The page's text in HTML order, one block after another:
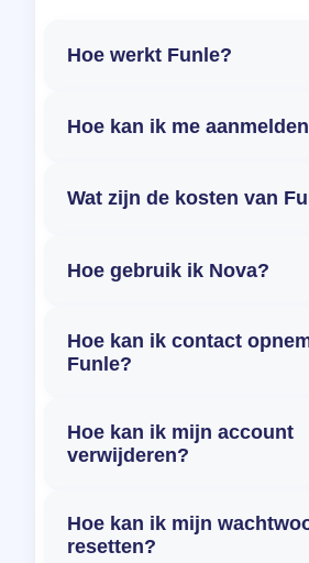
Hoe werkt Funle?
Hoe kan ik me
Wat zijn de kosten van
Hoe gebruik ik Nova?
Hoe kan ik contact
Funle?
Hoe kan ik mijn account
verwijderen?
Hoe kan ik mijn
resetten?